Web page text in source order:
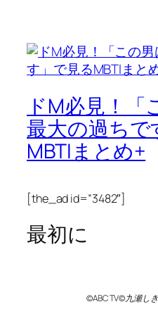
ドM必見！「
最大の過ちで
MBTIまとめ+
[the_ad id=”3482″]
最初に
©ABC TV©九瀬し